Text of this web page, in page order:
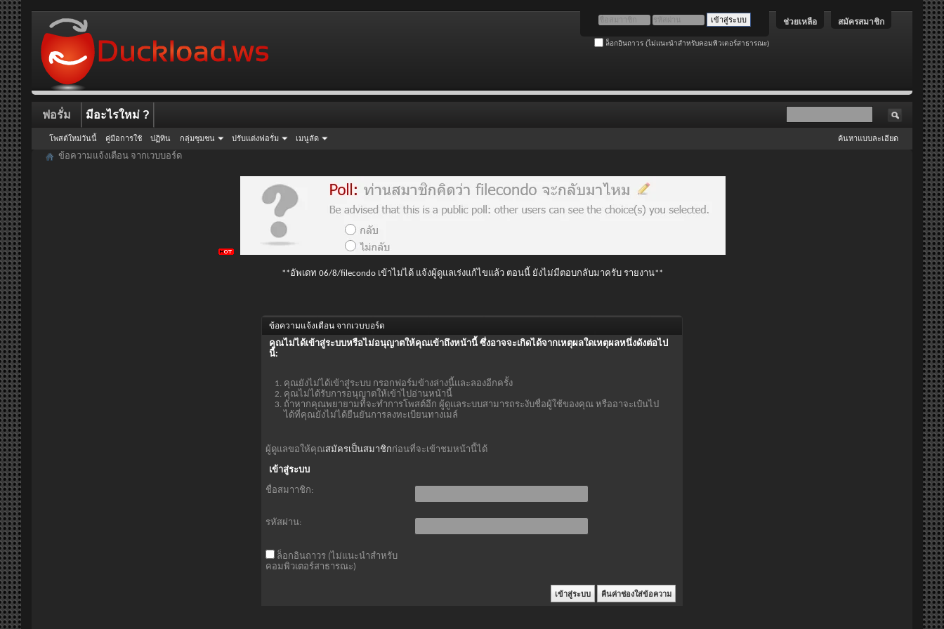
สมัครสมาชิก
ช่วยเหลือ
ล็อกอินถาวร (ไม่แนะนำสำหรับคอมพิวเตอร์สาธารณะ)
ฟอรั่ม
โพสต์ใหม่วันนี้ คู่มือการใช้ ปฏิทิน กลุ่มชุมชน ปรับแต่งฟอรั่ม เมนูลัด
มีอะไรใหม่ ?
ค้นหาแบบละเอียด
ข้อความแจ้งเตือน จากเวบบอร์ด
**อัพเดท 06/8/filecondo เข้าไม่ได้ แจ้งผู้ดูแลเร่งแก้ไขแล้ว ตอนนี้ ยังไม่มีตอบกลับมาครับ รายงาน**
ข้อความแจ้งเตือน จากเวบบอร์ด
คุณไม่ได้เข้าสู่ระบบหรือไม่อนุญาตให้คุณเข้าถึงหน้านี้ ซึ่งอาจจะเกิดได้จากเหตุผลใดเหตุผลหนึ่งดังต่อไป
นี้:
คุณยังไม่ได้เข้าสู่ระบบ กรอกฟอร์มข้างล่างนี้และลองอีกครั้ง
คุณไม่ได้รับการอนุญาตให้เข้าไปอ่านหน้านี้
ถ้าหากคุณพยายามที่จะทำการโพสต์อีก ผู้ดูแลระบบสามารถระงับชื่อผู้ใช้ของคุณ หรืออาจะเป๋นไป
ได้ที่คุณยังไม่ได้ยืนยันการลงทะเบียนทางเมล์
ผู้ดูแลขอให้คุณสมัครเป็นสมาชิกก่อนที่จะเข้าชมหน้านี้ได้
เข้าสู่ระบบ
ชื่อสมาาชิก:
รหัสผ่าน:
ล็อกอินถาวร (ไม่แนะนำสำหรับ
คอมพิวเตอร์สาธารณะ)